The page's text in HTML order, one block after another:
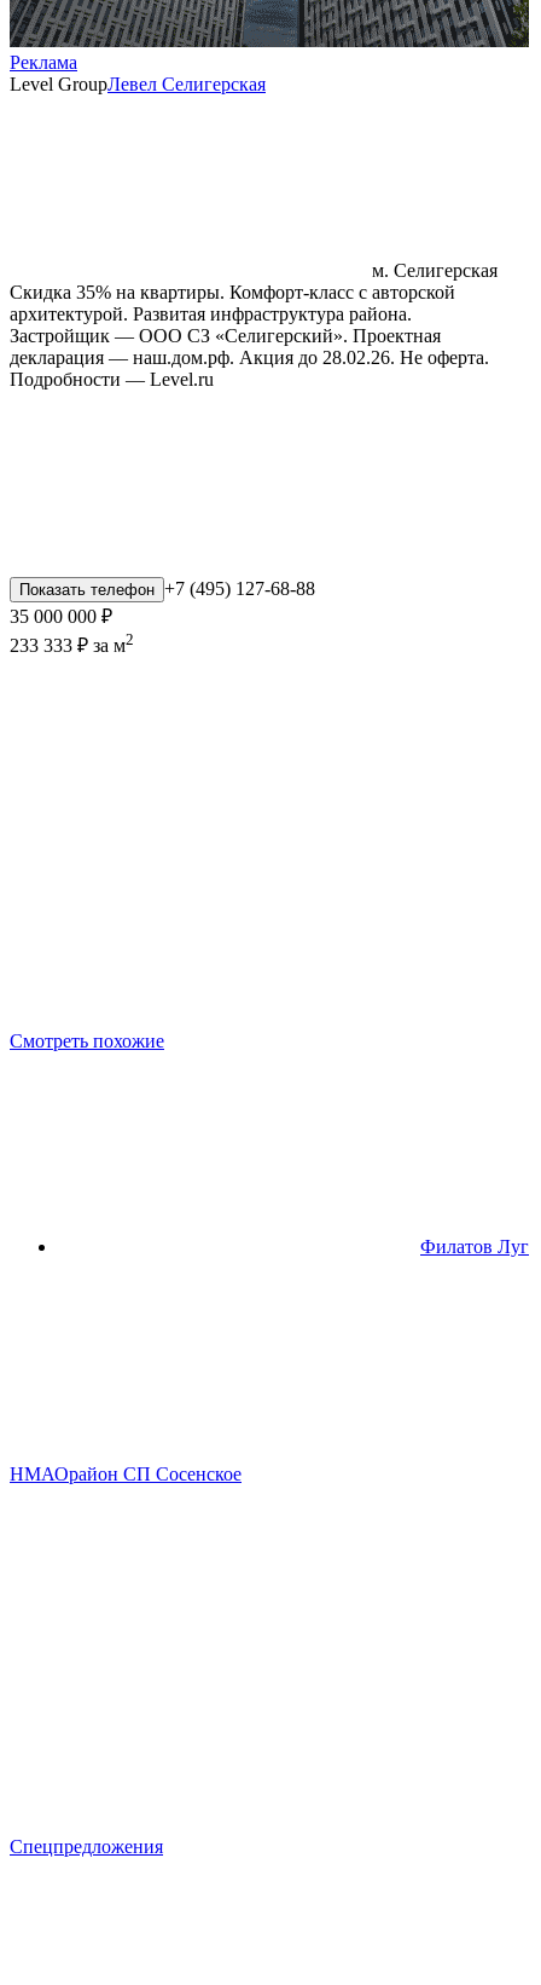
Реклама
Level GroupЛевел Селигерская
м. Селигерская
Скидка 35% на квартиры. Комфорт‑класс с авторской
архитектурой. Развитая инфраструктура района.
Застройщик — ООО СЗ «Селигерский». Проектная
декларация — наш.дом.рф. Акция до 28.02.26. Не оферта.
Подробности — Level.ru
Показать телефон +7 (495) 127-68-88
35 000 000 ₽
233 333 ₽ за м2
Смотреть похожие
Филатов Луг
НМАОрайон СП Сосенское
Спецпредложения